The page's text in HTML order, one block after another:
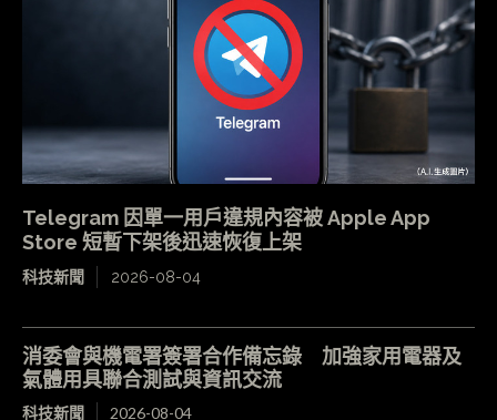
Telegram 因單一用戶違規內容被 Apple App
Store 短暫下架後迅速恢復上架
科技新聞 2026-08-04
消委會與機電署簽署合作備忘錄 加強家用電器及
氣體用具聯合測試與資訊交流
科技新聞 2026-08-04